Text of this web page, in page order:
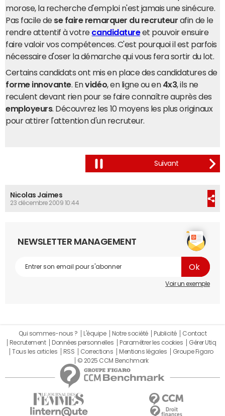
morose, la recherche d'emploi n'est jamais une sinécure.
Pas facile de se faire remarquer du recruteur afin de le
rendre attentif à votre candidatureet pouvoir ensuire
faire valoir vos compétences. C'est pourquoi il est parfois
nécessaire d'oser la démarche qui vous fera sortir du lot.
Certains candidats ont mis en place des candidatures de
forme innovante. Envidéo, en ligne ou en 4x3, ils ne
reculent devant rien pour se faire connaître auprès des
employeurs. Découvrez les 10 moyens les plus originaux
pour attirer l'attention d'un recruteur.
Nicolas Jaimes
23 décembre 2009 10:44
NEWSLETTER MANAGEMENT
Voir un exemple
Qui sommes-nous ? L'équipe Notre société Publicité
Contact
Recrutement
Données personnelles Paramétrer les cookies
Gérer Utiq
Tous les articles
RSS Corrections Mentions légales
Groupe Figaro
© 2025 CCM Benchmark